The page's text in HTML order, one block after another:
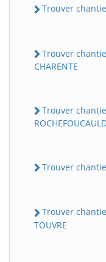
Trouver
Trouver
CHARENTE
Trouver
Trouver
Trouver
TOUVRE